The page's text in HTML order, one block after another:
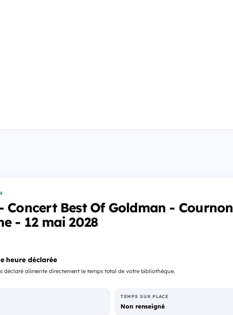
Concert Best Of Goldman - Cournon
- 12 mai 2028
heure déclarée
déclaré alimente directement le temps total de votre bibliothèque.
TEMPS SUR PLACE
Non renseigné